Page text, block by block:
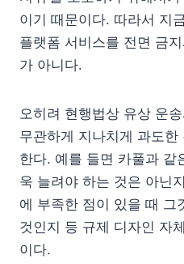
이기 때문이다. 따라서 지
플랫폼 서비스를 전면 금
가 아니다.
오히려 현행법상 유상 운
무관하게 지나치게 과도
한다. 예를 들면 카풀과 같
욱 늘려야 하는 것은 아닌
에 부족한 점이 있을 때 그
것인지 등 규제 디자인 자
이다.